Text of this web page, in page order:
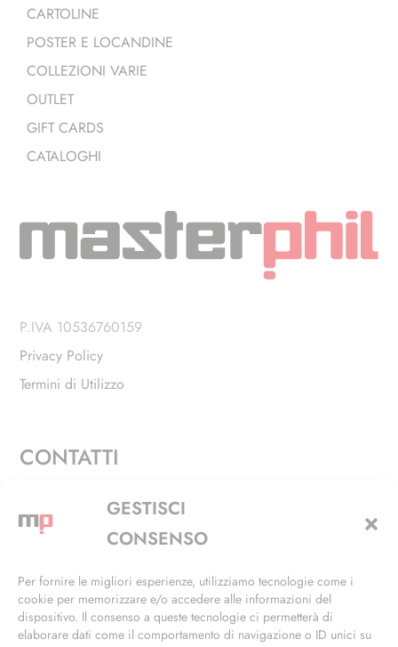
GESTISCI
CONSENSO
Per fornire le migliori esperienze, utilizziamo tecnologie come i
cookie per memorizzare e/o accedere alle informazioni del
dispositivo. Il consenso a queste tecnologie ci permetterà di
elaborare dati come il comportamento di navigazione o ID unici su
CARTOLINE
POSTER E LOCANDINE
COLLEZIONI VARIE
OUTLET
GIFT CARDS
CATALOGHI
P.IVA 10536760159
Privacy Policy
Termini di Utilizzo
CONTATTI
Via Alfieri, 27 - Trezzano Sul Naviglio (MI)
+39 02 4846 3155
info@masterphil.it